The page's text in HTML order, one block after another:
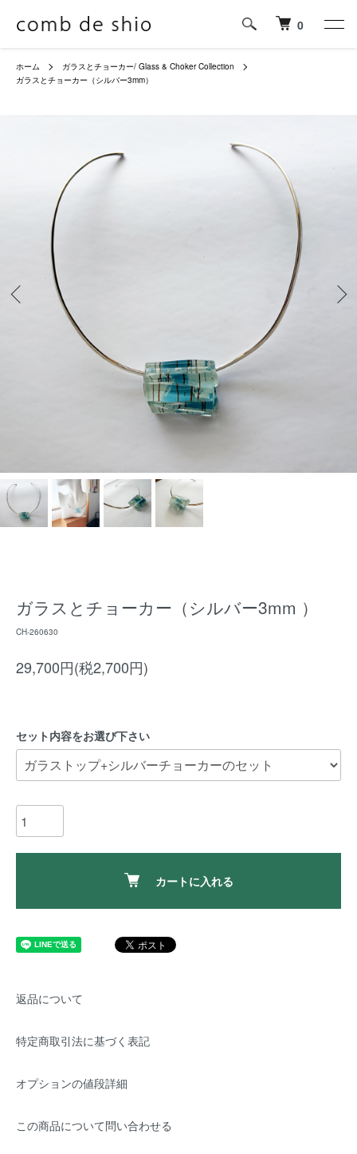
0
ホーム
ガラスとチョーカー/ Glass & Choker Collection
ガラスとチョーカー（シルバー3mm）
ガラスとチョーカー（シルバー3mm ）
CH-260630
29,700円(税2,700円)
セット内容をお選び下さい
カートに入れる
返品について
特定商取引法に基づく表記
オプションの値段詳細
この商品について問い合わせる